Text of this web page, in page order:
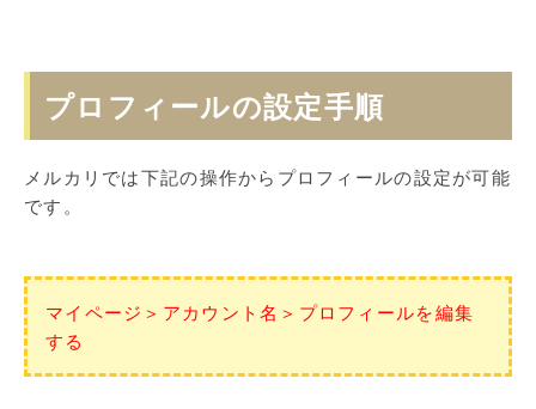
プロフィールの設定手順
メルカリでは下記の操作からプロフィールの設定が可能
です。
マイページ＞アカウント名＞プロフィールを編集
する